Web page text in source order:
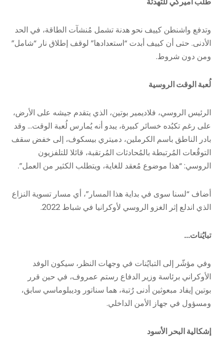
وتدفع واشنطن كييف نحو هدنة تشمل مُنشآت الطاقة، في الحد
الأدنى. حتى أن كييف أبدت “استعدادها” لوقف إطلاق نار “شامل”
ومن دون شروط.
لُعبة الوقت الروسية
الرئيس الروسي، فلاديمير بوتين، الذي يتقدم جيشه على الأرض،
على رغم تكبُده خسائر كبيرة، يبدو أنه يُمارس لُعبة الوقت… وقد
بادر الناطق باسم الكرملين، دميتري بيسكوف، إلى خفض سقف
التوقُعات المُرتبطة بالمُحادثات المُرتقبة، قائلا للتلفزيون
الروسي: “هذا موضوع مُعقد للغاية، ويتطلب الكثير من العمل”.
أضاف “لسنا سوى في بداية هذا المسار”، أي مسار تسوية النزاع
الذي اندلع إثر الغزو الروسي لأوكرانيا في شباط 2022.
تبايُنات…
وفي مؤشّر إلى التبايُنات في وجهات النظر، سيكون الوفد
الأوكراني برئاسة وزير الدفاع رستم عمروف، في حين قرر
بوتين إيفاد مبعوثين أدنى رُتبة، هما سناتور وديبلوماسي سابق،
ومسؤول في جهاز الأمن الداخلي.
إشكالية البحر الأسود